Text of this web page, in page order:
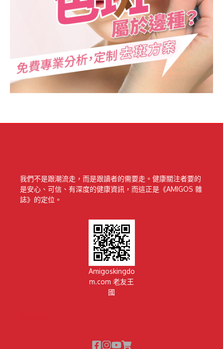
我們不是跟潮流走，而是跟讀者的需要走。健康關注者要的
是安心、可信、有深度的健康資訊，而這正是《AMIGOS 雜
誌》的定位。
Amigoskingdo
m.com 老友王
國